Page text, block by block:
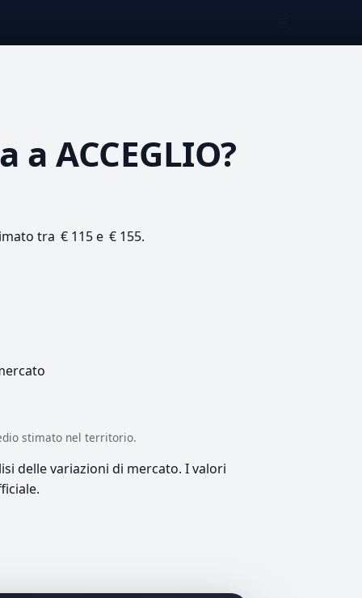
a ACCEGLIO?
tra € 115 e € 155.
stimato nel territorio.
delle variazioni di mercato. I valori